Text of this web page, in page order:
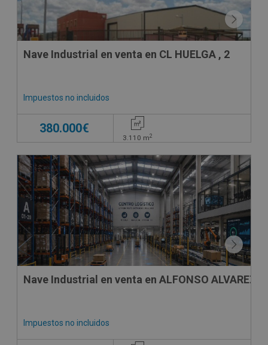
Nave Industrial en venta en CL HUELGA , 2
Impuestos no incluidos
380.000€
3.110 m2
Nave Industrial en venta en ALFONSO ALVAREZ
Impuestos no incluidos